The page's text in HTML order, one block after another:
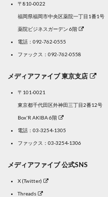
〒810-0022
福岡県福岡市中央区薬院一丁目1番1号
薬院ビジネスガーデン 6階
電話： 092-762-0555
ファックス：092-762-0558
メディアファイブ 東京支店
〒101-0021
東京都千代田区外神田三丁目2番12号
Box'R AKIBA 6階
電話： 03-3254-1305
ファックス：03-3254-1306
メディアファイブ 公式SNS
X (Twitter)
Threads